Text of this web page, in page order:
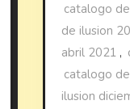
catalogo
de ilusion
abril 2021 ,
catalogo
ilusion